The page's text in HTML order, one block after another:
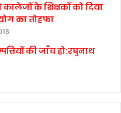
के शिक्षकों को दिया
का तोहफा
की जाँच हो:रघुनाथ